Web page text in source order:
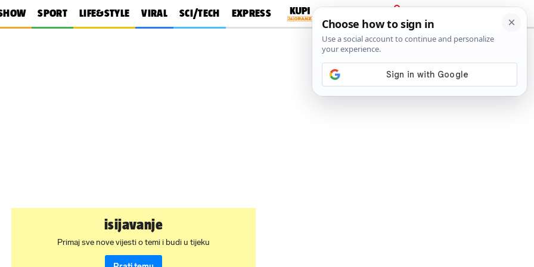
SPORT LIFE&STYLE VIRAL SCI/TECH EXPRESS
PRIJAVA
isijavanje
Primaj sve nove vijesti o temi i budi u tijeku